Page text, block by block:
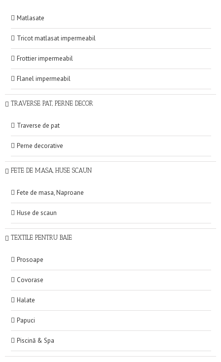
Matlasate
Tricot matlasat impermeabil
Frottier impermeabil
Flanel impermeabil
TRAVERSE PAT, PERNE DECOR
Traverse de pat
Perne decorative
FETE DE MASA, HUSE SCAUN
Fete de masa, Naproane
Huse de scaun
TEXTILE PENTRU BAIE
Prosoape
Covorase
Halate
Papuci
Piscină & Spa